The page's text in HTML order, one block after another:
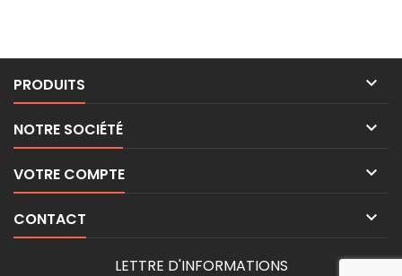
PRODUITS 
NOTRE SOCIÉTÉ 
VOTRE COMPTE 
CONTACT 
LETTRE D'INFORMATIONS